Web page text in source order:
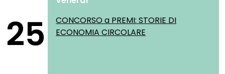
25
CONCORSO a PREMI: STORIE DI
ECONOMIA CIRCOLARE